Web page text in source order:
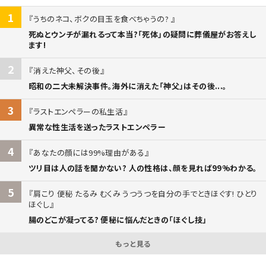
1
うちのネコ、ボクの目玉を食べちゃうの?
死ぬとウンチが漏れるって本当?「死体」の疑問に葬儀屋がお答えし
ます!
2
消えた神父、その後
昭和の二大未解決事件。海外に消えた「神父」はその後...。
3
ラストエンペラーの私生活
異常な性生活を送ったラストエンペラー
4
あなたの顔には99%理由がある
ツリ目は人の話を聞かない? 人の性格は、顔を見れば99%わかる。
5
肩こり 便秘 たるみ むくみ うつうつを自分の手でときほぐす! ひとり
ほぐし
腸のどこが凝ってる? 便秘に悩んだときの「ほぐし技」
もっと見る